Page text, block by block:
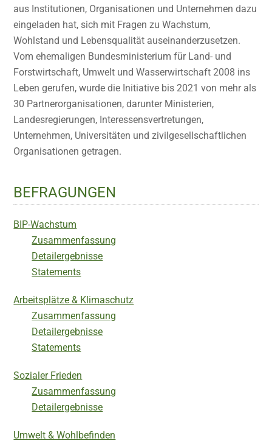
aus Institutionen, Organisationen und Unternehmen dazu
eingeladen hat, sich mit Fragen zu Wachstum,
Wohlstand und Lebensqualität auseinanderzusetzen.
Vom ehemaligen Bundesministerium für Land- und
Forstwirtschaft, Umwelt und Wasserwirtschaft 2008 ins
Leben gerufen, wurde die Initiative bis 2021 von mehr als
30 Partnerorganisationen, darunter Ministerien,
Landesregierungen, Interessensvertretungen,
Unternehmen, Universitäten und zivilgesellschaftlichen
Organisationen getragen.
BEFRAGUNGEN
BIP-Wachstum
Zusammenfassung
Detailergebnisse
Statements
Arbeitsplätze & Klimaschutz
Zusammenfassung
Detailergebnisse
Statements
Sozialer Frieden
Zusammenfassung
Detailergebnisse
Umwelt & Wohlbefinden